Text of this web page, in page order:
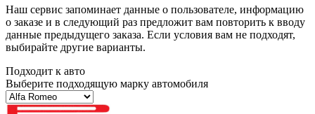
Наш сервис запоминает данные о пользователе, информацию
о заказе и в следующий раз предложит вам повторить к вводу
данные предыдущего заказа. Если условия вам не подходят,
выбирайте другие варианты.
Подходит к авто
Выберите подходящую марку автомобиля